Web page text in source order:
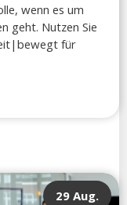
wenn es um
geht. Nutzen Sie
für
29 Aug.